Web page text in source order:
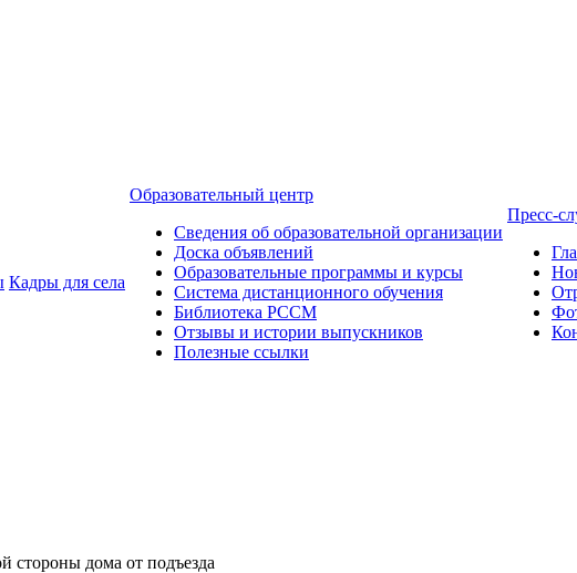
Кадры для села
Образовательный центр
Сведения об образовательной организации
Доска объявлений
Образовательные программы и курсы
Система дистанционного обучения
Библиотека РССМ
Отзывы и истории выпускников
Полезные ссылки
Пресс-
стороны дома от подъезда